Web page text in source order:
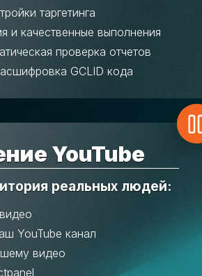
таргетинга
и качественные выполнения
проверка отчетов
GCLID кода
YouTube
реальных людей:
YouTube канал
видео